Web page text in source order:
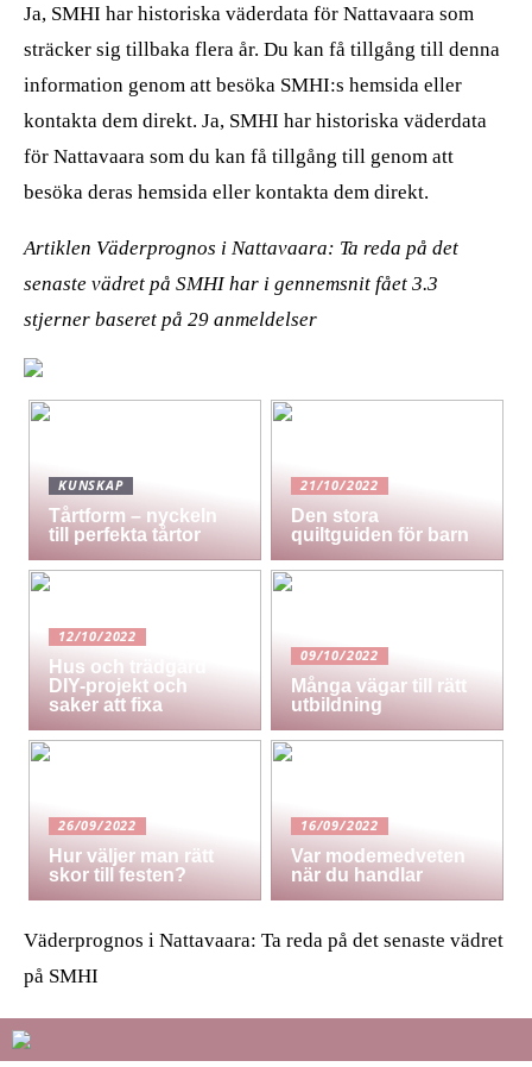
Ja, SMHI har historiska väderdata för Nattavaara som
sträcker sig tillbaka flera år. Du kan få tillgång till denna
information genom att besöka SMHI:s hemsida eller
kontakta dem direkt. Ja, SMHI har historiska väderdata
för Nattavaara som du kan få tillgång till genom att
besöka deras hemsida eller kontakta dem direkt.
Artiklen Väderprognos i Nattavaara: Ta reda på det
senaste vädret på SMHI har i gennemsnit fået 3.3
stjerner baseret på 29 anmeldelser
KUNSKAP
Tårtform – nyckeln
till perfekta tårtor
21/10/2022
Den stora
quiltguiden för barn
12/10/2022
Hus och trädgård
DIY-projekt och
saker att fixa
09/10/2022
Många vägar till rätt
utbildning
26/09/2022
Hur väljer man rätt
skor till festen?
16/09/2022
Var modemedveten
när du handlar
Väderprognos i Nattavaara: Ta reda på det senaste vädret
på SMHI